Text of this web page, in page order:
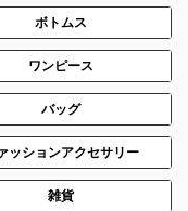
ボトムス
ワンピース
バッグ
ッションアクセサリー
雑貨